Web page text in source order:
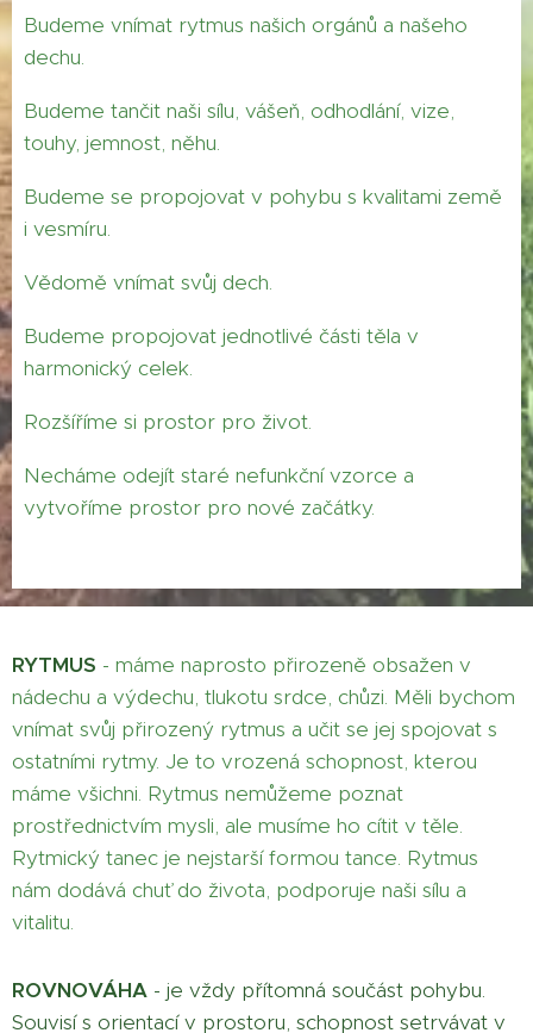
Budeme vnímat rytmus našich orgánů a našeho
dechu.
Budeme tančit naši sílu, vášeň, odhodlání, vize,
touhy, jemnost, něhu.
Budeme se propojovat v pohybu s kvalitami země
i vesmíru.
Vědomě vnímat svůj dech.
Budeme propojovat jednotlivé části těla v
harmonický celek.
Rozšíříme si prostor pro život.
Necháme odejít staré nefunkční vzorce a
vytvoříme prostor pro nové začátky.
RYTMUS - máme naprosto přirozeně obsažen v
nádechu a výdechu, tlukotu srdce, chůzi. Měli bychom
vnímat svůj přirozený rytmus a učit se jej spojovat s
ostatními rytmy. Je to vrozená schopnost, kterou
máme všichni. Rytmus nemůžeme poznat
prostřednictvím mysli, ale musíme ho cítit v těle.
Rytmický tanec je nejstarší formou tance. Rytmus
nám dodává chuť do života, podporuje naši sílu a
vitalitu.
ROVNOVÁHA - je vždy přítomná součást pohybu.
Souvisí s orientací v prostoru, schopnost setrvávat v